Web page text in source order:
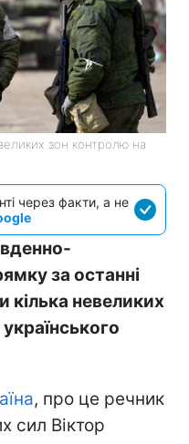
зон контролю на
через факти, а не
за останні
кілька невеликих
, про це речник
сил Віктор